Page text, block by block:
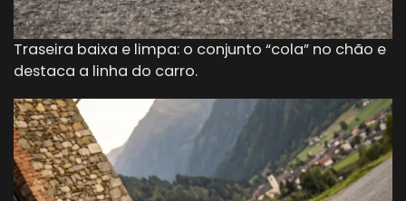
Traseira baixa e limpa: o conjunto “cola” no chão e
destaca a linha do carro.